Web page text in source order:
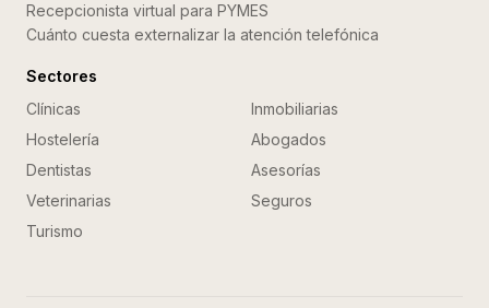
Recepcionista virtual para PYMES
Cuánto cuesta externalizar la atención telefónica
Sectores
Clínicas
Inmobiliarias
Hostelería
Abogados
Dentistas
Asesorías
Veterinarias
Seguros
Turismo